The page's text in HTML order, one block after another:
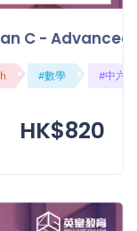
C -
#數學 #中六
HK$820